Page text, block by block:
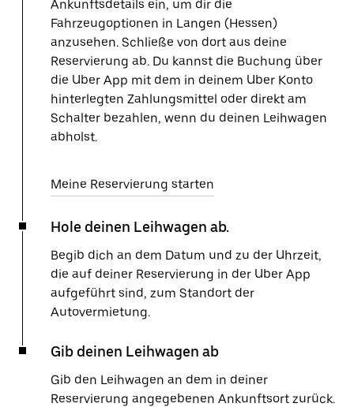
Ankunftsdetails ein, um dir die
Fahrzeugoptionen in Langen (Hessen)
anzusehen. Schließe von dort aus deine
Reservierung ab. Du kannst die Buchung über
die Uber App mit dem in deinem Uber Konto
hinterlegten Zahlungsmittel oder direkt am
Schalter bezahlen, wenn du deinen Leihwagen
abholst.
Meine Reservierung starten
Hole deinen Leihwagen ab.
Begib dich an dem Datum und zu der Uhrzeit,
die auf deiner Reservierung in der Uber App
aufgeführt sind, zum Standort der
Autovermietung.
Gib deinen Leihwagen ab
Gib den Leihwagen an dem in deiner
Reservierung angegebenen Ankunftsort zurück.